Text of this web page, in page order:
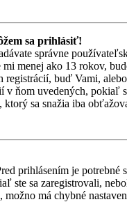
sa prihlásiť!
správne
mi menej ako 13 rokov,
registrácií, buď Vami,
ňom uvedených, pokiaľ
sa snažia iba
prihlásením je
ste sa zaregistrovali,
má chybné